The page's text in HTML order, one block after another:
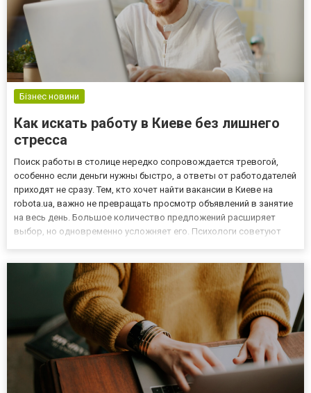
Бізнес новини
Как искать работу в Киеве без лишнего
стресса
Поиск работы в столице нередко сопровождается тревогой,
особенно если деньги нужны быстро, а ответы от работодателей
приходят не сразу. Тем, кто хочет найти вакансии в Киеве на
robota.ua, важно не превращать просмотр объявлений в занятие
на весь день. Большое количество предложений расширяет
выбор, но одновременно усложняет его. Психологи советуют